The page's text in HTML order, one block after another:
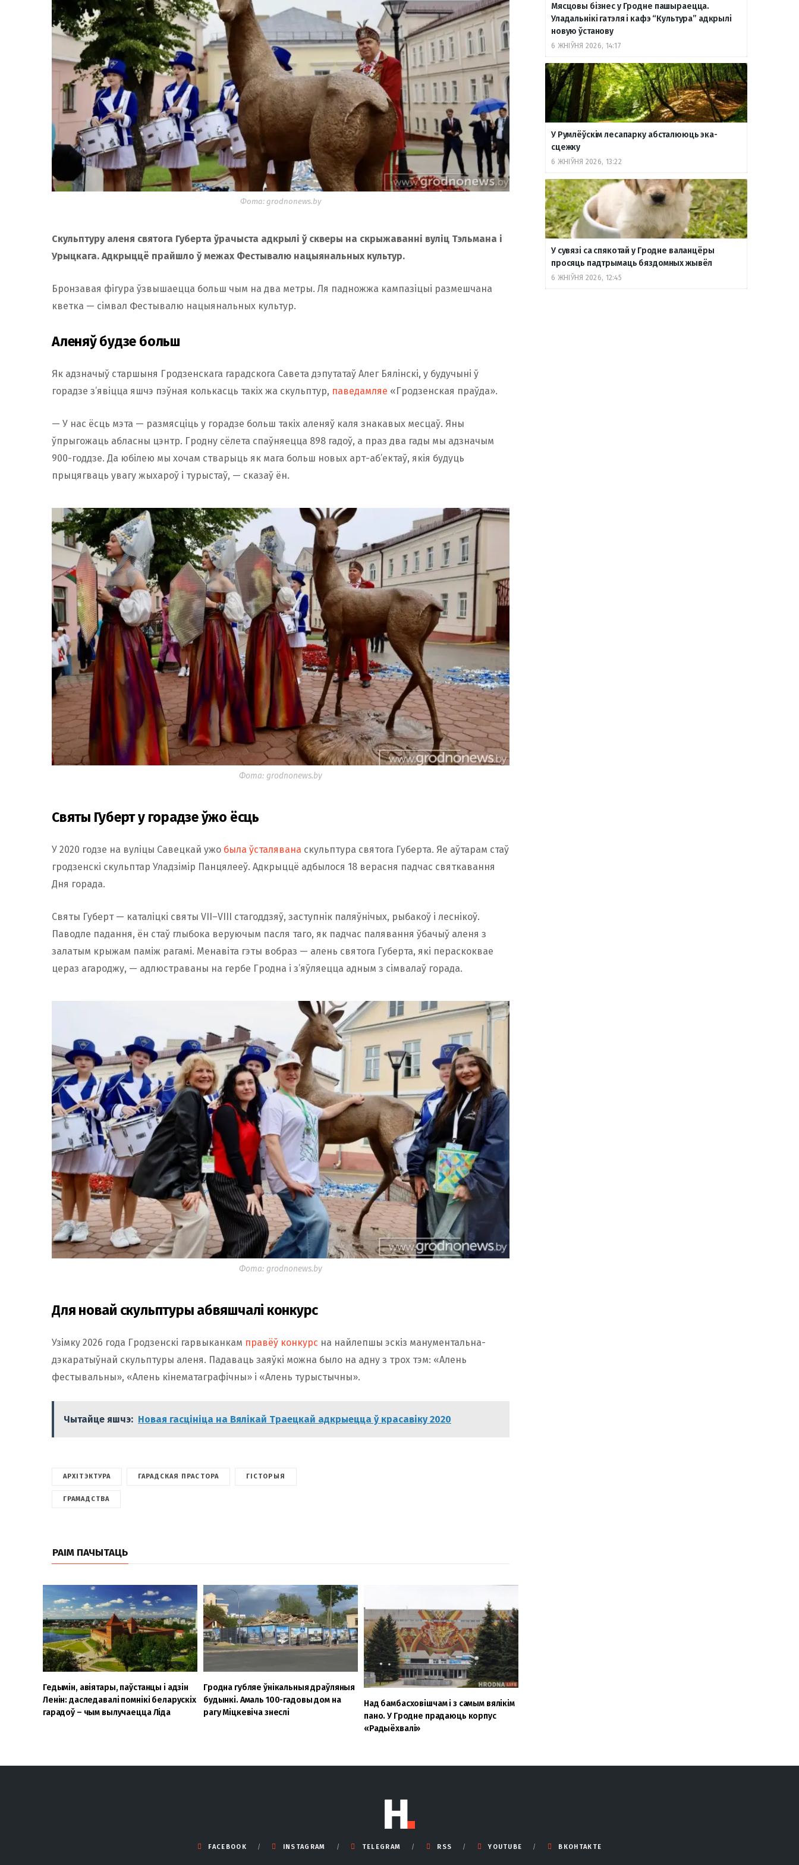
Фота: grodnonews.by
Скульптуру аленя святога Губерта ўрачыста адкрылі ў скверы на скрыжаванні вуліц Тэльмана і
Урыцкага. Адкрыццё прайшло ў межах Фестывалю нацыянальных культур.
Бронзавая фігура ўзвышаецца больш чым на два метры. Ля падножжа кампазіцыі размешчана
кветка — сімвал Фестывалю нацыянальных культур.
Аленяў будзе больш
Як адзначыў старшыня Гродзенскага гарадскога Савета дэпутатаў Алег Бялінскі, у будучыні ў
горадзе з’явіцца яшчэ пэўная колькасць такіх жа скульптур, паведамляе «Гродзенская праўда».
— У нас ёсць мэта — размясціць у горадзе больш такіх аленяў каля знакавых месцаў. Яны
ўпрыгожаць абласны цэнтр. Гродну сёлета спаўняецца 898 гадоў, а праз два гады мы адзначым
900-годдзе. Да юбілею мы хочам стварыць як мага больш новых арт-аб’ектаў, якія будуць
прыцягваць увагу жыхароў і турыстаў, — сказаў ён.
Фота: grodnonews.by
Святы Губерт у горадзе ўжо ёсць
У 2020 годзе на вуліцы Савецкай ужо была ўсталявана скульптура святога Губерта. Яе аўтарам стаў
гродзенскі скульптар Уладзімір Панцялееў. Адкрыццё адбылося 18 верасня падчас святкавання
Дня горада.
Святы Губерт — каталіцкі святы VII–VIII стагоддзяў, заступнік паляўнічых, рыбакоў і леснікоў.
Паводле падання, ён стаў глыбока веруючым пасля таго, як падчас палявання ўбачыў аленя з
залатым крыжам паміж рагамі. Менавіта гэты вобраз — алень святога Губерта, які пераскоквае
цераз агароджу, — адлюстраваны на гербе Гродна і з’яўляецца адным з сімвалаў горада.
Фота: grodnonews.by
Для новай скульптуры абвяшчалі конкурс
Узімку 2026 года Гродзенскі гарвыканкам правёў конкурс на найлепшы эскіз манументальна-
дэкаратыўнай скульптуры аленя. Падаваць заяўкі можна было на адну з трох тэм: «Алень
фестывальны», «Алень кінематаграфічны» і «Алень турыстычны».
Чытайце яшчэ: Новая гасцініца на Вялікай Траецкай адкрыецца ў красавіку 2020
АРХІТЭКТУРА ГАРАДСКАЯ ПРАСТОРА ГІСТОРЫЯ
ГРАМАДСТВА
РАІМ ПАЧЫТАЦЬ
Гедымін, авіятары, паўстанцы і адзін
Ленін: даследавалі помнікі беларускіх
гарадоў – чым вылучаецца Ліда
Гродна губляе ўнікальныя драўляныя
будынкі. Амаль 100-гадовы дом на
рагу Міцкевіча знеслі
Над бамбасховішчам і з самым вялікім
пано. У Гродне прадаюць корпус
«Радыёхвалі»
Мясцовы бізнес у Гродне пашыраецца.
Уладальнікі гатэля і кафэ “Культура” адкрылі
новую ўстанову
6 ЖНІЎНЯ 2026, 14:17
У Румлёўскім лесапарку абсталююць эка-
сцежку
6 ЖНІЎНЯ 2026, 13:22
У сувязі са спякотай у Гродне валанцёры
просяць падтрымаць бяздомных жывёл
6 ЖНІЎНЯ 2026, 12:45
FACEBOOK INSTAGRAM TELEGRAM RSS YOUTUBE ВКОНТАКТЕ